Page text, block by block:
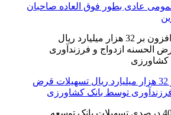
عادی بطور فوق العاده صاحبان
پرداخت افزون بر 32 هزار میلیارد ریال تسهیلات قرض
فرزندآوری توسط بانک کشاورزی